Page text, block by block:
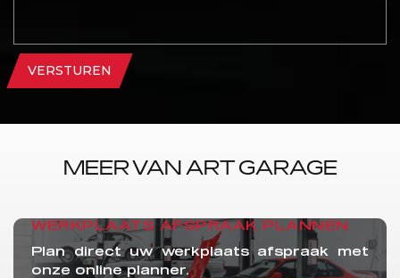
VERSTUREN
MEER VAN ART GARAGE
WERKPLAATS AFSPRAAK PLANNEN
Plan direct uw werkplaats afspraak met
onze online planner.